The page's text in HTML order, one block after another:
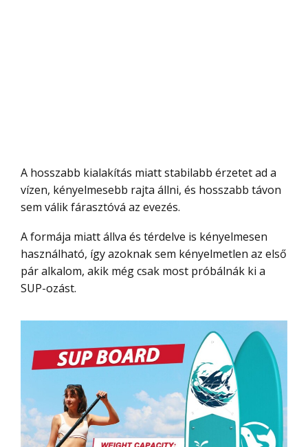
A hosszabb kialakítás miatt stabilabb érzetet ad a
vízen, kényelmesebb rajta állni, és hosszabb távon
sem válik fárasztóvá az evezés.
A formája miatt állva és térdelve is kényelmesen
használható, így azoknak sem kényelmetlen az első
pár alkalom, akik még csak most próbálnák ki a
SUP-ozást.